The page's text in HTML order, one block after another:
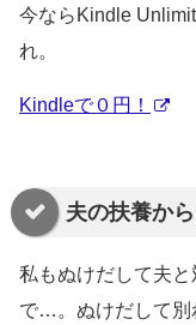
今ならKindle
れ。
Kindleで０円！
夫の扶養か
私もぬけだして夫
で…。ぬけだして